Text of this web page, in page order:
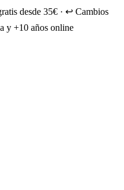
desde 35€ · ↩️ Cambios
y +10 años online